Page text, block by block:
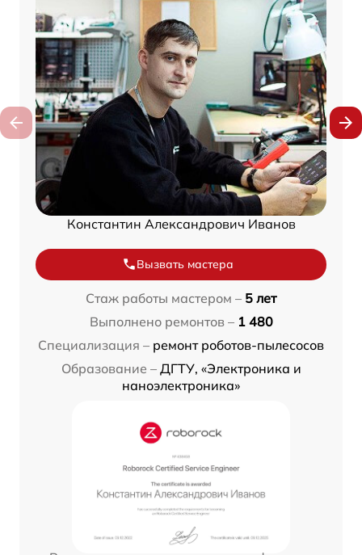
Константин Александрович Иванов
Вызвать мастера
Стаж работы мастером – 5 лет
Выполнено ремонтов – 1 480
Специализация – ремонт роботов-пылесосов
Образование – ДГТУ, «Электроника и
наноэлектроника»